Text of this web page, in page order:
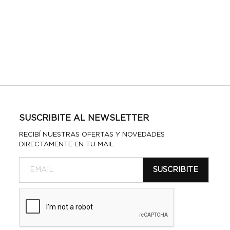
SUSCRIBITE AL NEWSLETTER
RECIBÍ NUESTRAS OFERTAS Y NOVEDADES
DIRECTAMENTE EN TU MAIL.